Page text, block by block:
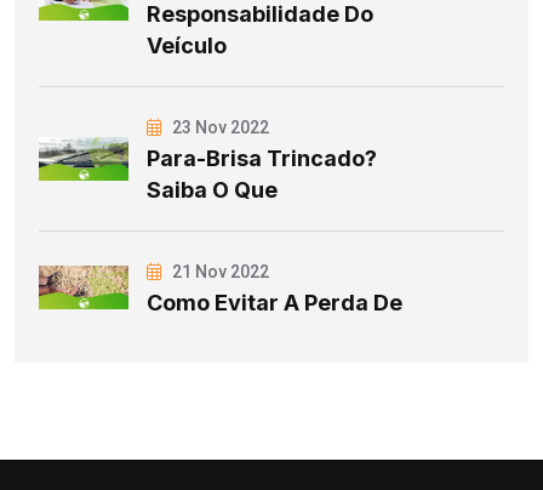
Responsabilidade Do
Veículo
23 Nov 2022
Para-Brisa Trincado?
Saiba O Que
21 Nov 2022
Como Evitar A Perda De